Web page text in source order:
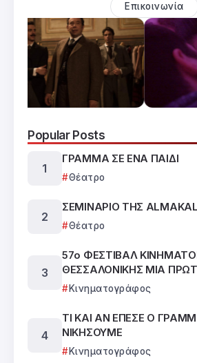
Επικοινωνία
Popular Posts
ΓΡΑΜΜΑ ΣΕ ΕΝΑ ΠΑΙΔΙ
Θέατρο
ΣΕΜΙΝΑΡΙΟ ΤΗΣ
Θέατρο
57ο ΦΕΣΤΙΒΑΛ
ΘΕΣΣΑΛΟΝΙΚΗΣ ΜΙΑ
Κινηματογράφος
ΤΙ ΚΑΙ ΑΝ ΕΠΕΣΕ Ο
ΝΙΚΗΣΟΥΜΕ
Κινηματογράφος